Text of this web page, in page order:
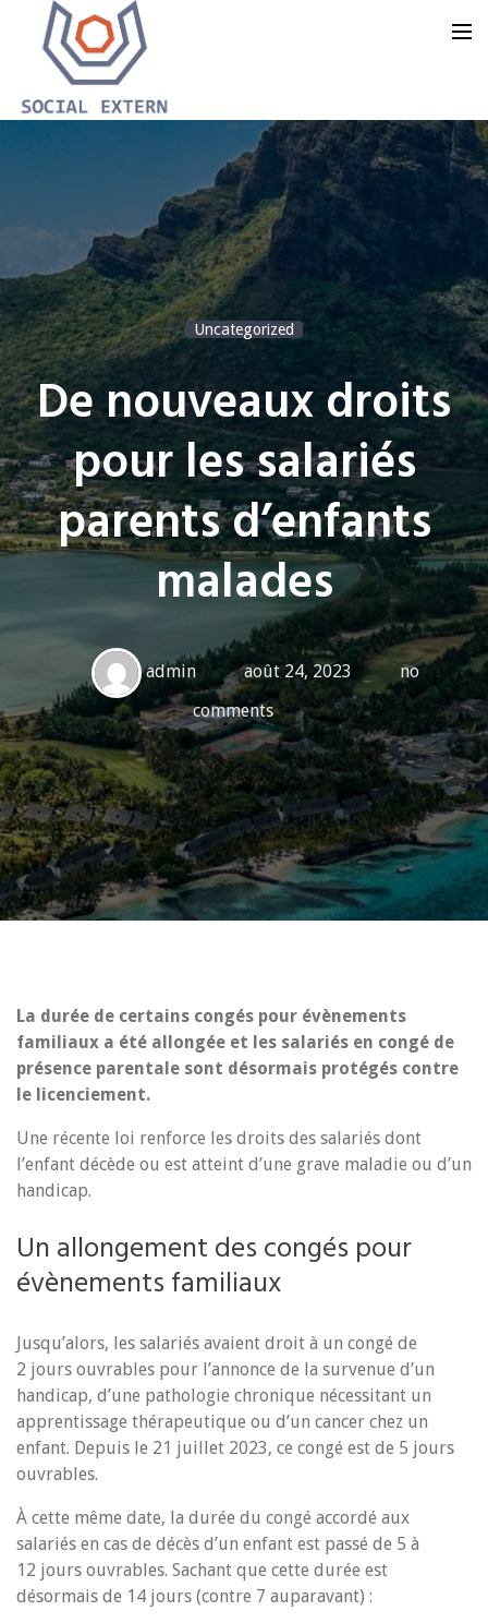
Notre groupe
Notre blog
Nous contacter
Uncategorized
De nouveaux droits
pour les salariés
parents d’enfants
malades
admin août 24, 2023
no
comments
La durée de certains congés pour évènements
familiaux a été allongée et les salariés en congé de
présence parentale sont désormais protégés contre
le licenciement.
Une récente loi renforce les droits des salariés dont
l’enfant décède ou est atteint d’une grave maladie ou d’un
handicap.
Un allongement des congés pour
évènements familiaux
Jusqu’alors, les salariés avaient droit à un congé de
2 jours ouvrables pour l’annonce de la survenue d’un
handicap, d’une pathologie chronique nécessitant un
apprentissage thérapeutique ou d’un cancer chez un
enfant. Depuis le 21 juillet 2023, ce congé est de 5 jours
ouvrables.
À cette même date, la durée du congé accordé aux
salariés en cas de décès d’un enfant est passé de 5 à
12 jours ouvrables. Sachant que cette durée est
désormais de 14 jours (contre 7 auparavant) :